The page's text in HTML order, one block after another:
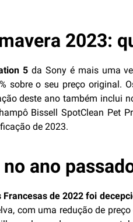
2023:
5da Sony é mais uma
sobre o seu preço original.
deste ano também inclui
Bissell SpotClean Pet
de 2023.
ano
Francesas de 2022 foi
com uma redução de